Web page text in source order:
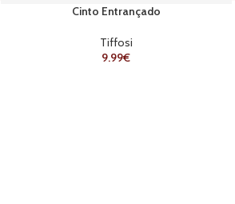
Cinto Entrançado
Tiffosi
9.99€